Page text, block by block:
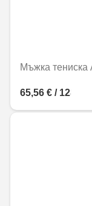
Мъжка тениска
65,56 € / 128,22